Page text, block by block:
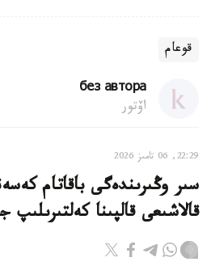
قوعام
без автора
اۆتور
22:29, 06 تامىز 2026
سىر وڭىرىندەگى باقاتام
قالاشىعى قالپىنا كەلتىرىلىپ